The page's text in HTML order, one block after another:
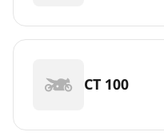
CT 100